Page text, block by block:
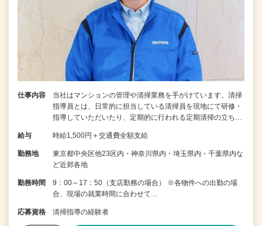
仕事内容
当社はマンションの管理や清掃業務を手がけています。清掃
指導員とは、日常的に担当している清掃員を現地にて研修・
指導していただいたり、定期的に行われる定期清掃の立ち…
給与 時給1,500円＋交通費全額支給
勤務地
東京都中央区他23区内・神奈川県内・埼玉県内・千葉県内な
ど近郊各地
勤務時間
9：00～17：50（支店勤務の場合） ※各物件への出勤の場
合、現場の就業時間に合わせて…
応募資格 清掃指導の経験者